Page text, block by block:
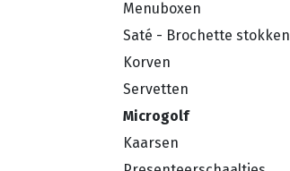
Menuboxen
Saté - Brochette stokken
Korven
Servetten
Microgolf
Kaarsen